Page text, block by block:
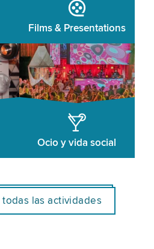
Films & Presentations
Ocio y vida social
las actividades